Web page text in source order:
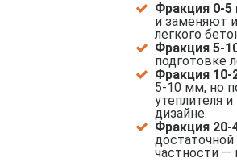
Фракция 0-
и заменяют
легкого
Фракция 5-
подготовке
Фракция 10-
5-10 мм, но
утеплителя
дизайне.
Фракция 20-
частности —